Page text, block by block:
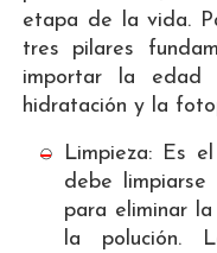
etapa de la vida.
tres pilares
importar la edad
hidratación y la
Limpieza: Es
debe
para eliminar
la polución.